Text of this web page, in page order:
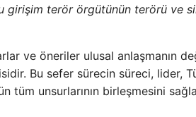
terör örgütünün terörü ve
ve öneriler ulusal anlaşmanın
Bu sefer sürecin süreci, lider,
tüm unsurlarının birleşmesini